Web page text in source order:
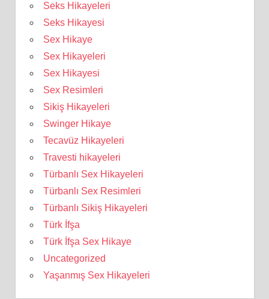
Seks Hikayeleri
Seks Hikayesi
Sex Hikaye
Sex Hikayeleri
Sex Hikayesi
Sex Resimleri
Sikiş Hikayeleri
Swinger Hikaye
Tecavüz Hikayeleri
Travesti hikayeleri
Türbanlı Sex Hikayeleri
Türbanlı Sex Resimleri
Türbanlı Sikiş Hikayeleri
Türk İfşa
Türk İfşa Sex Hikaye
Uncategorized
Yaşanmış Sex Hikayeleri